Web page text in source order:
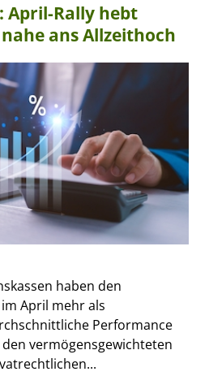
April-Rally hebt
ans Allzeithoch
haben den
April mehr als
Performance
vermögensgewichteten